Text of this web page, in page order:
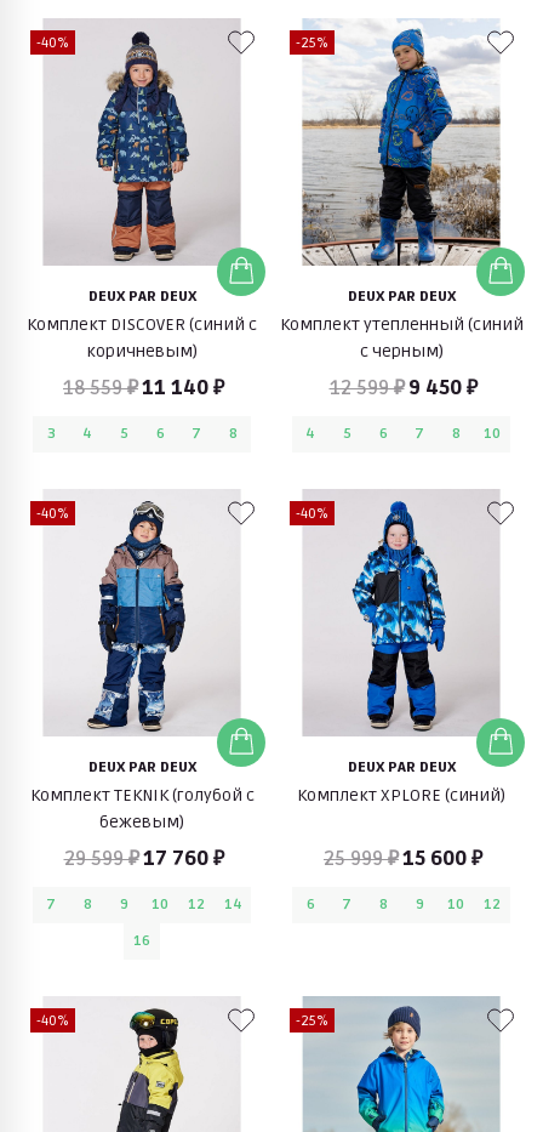
-40%
DEUX PAR DEUX
Комплект DISCOVER (синий с
коричневым)
18 559 ₽11 140 ₽
3 4 5 6 7 8
-25%
DEUX PAR DEUX
Комплект утепленный (синий
с черным)
12 599 ₽ 9 450 ₽
4 5 6 7 8 10
-40%
DEUX PAR DEUX
Комплект TEKNIK (голубой с
бежевым)
29 599 ₽17 760 ₽
7 8 9 10 12
14
16
-40%
DEUX PAR DEUX
Комплект XPLORE (синий)
25 999 ₽15 600 ₽
6 7 8 9 10 12
-40% -25%